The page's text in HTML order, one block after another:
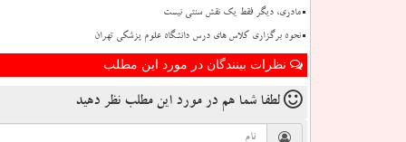
مادری، دیگر فقط یک نقش سنتی نیست
نحوه برگزاری کلاس های درس دانشگاه علوم پزشکی تهران
نظرات بینندگان در مورد این مطلب
لطفا شما هم در مورد این مطلب نظر دهید